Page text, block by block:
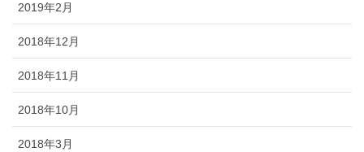
2019年2月
2018年12月
2018年11月
2018年10月
2018年3月